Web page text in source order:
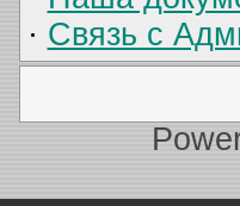
· Связь с